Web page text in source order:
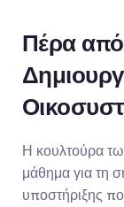
Πέρα
Η κουλτούρα
μάθημα για τη
υποστήριξης